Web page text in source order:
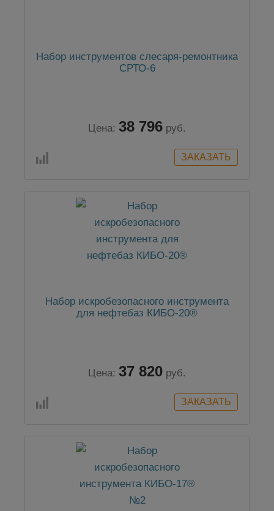
Набор инструментов слесаря-ремонтника
СРТО-6
Цена: 38 796 руб.
Набор искробезопасного инструмента
для нефтебаз КИБО-20®
Цена: 37 820 руб.